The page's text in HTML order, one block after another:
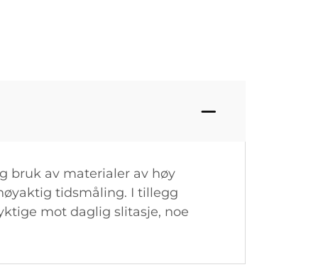
bruk av materialer av høy
tidsmåling. I tillegg
mot daglig slitasje, noe